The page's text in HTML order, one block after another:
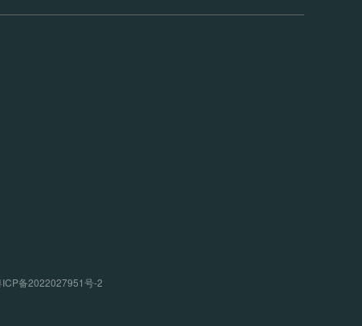
备2022027951号-2